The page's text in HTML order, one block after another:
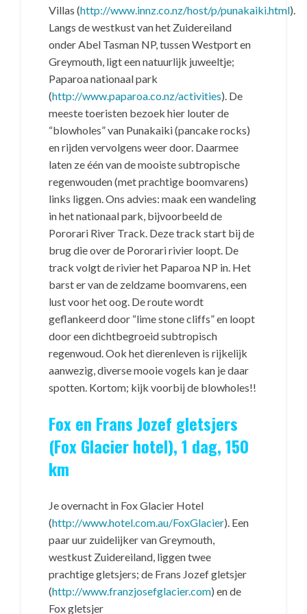
Villas (http://www.innz.co.nz/host/p/punakaiki.html).
Langs de westkust van het Zuidereiland
onder Abel Tasman NP, tussen Westport en
Greymouth, ligt een natuurlijk juweeltje;
Paparoa nationaal park
(http://www.paparoa.co.nz/activities). De
meeste toeristen bezoek hier louter de
“blowholes” van Punakaiki (pancake rocks)
en rijden vervolgens weer door. Daarmee
laten ze één van de mooiste subtropische
regenwouden (met prachtige boomvarens)
links liggen. Ons advies: maak een wandeling
in het nationaal park, bijvoorbeeld de
Pororari River Track. Deze track start bij de
brug die over de Pororari rivier loopt. De
track volgt de rivier het Paparoa NP in. Het
barst er van de zeldzame boomvarens, een
lust voor het oog. De route wordt
geflankeerd door “lime stone cliffs” en loopt
door een dichtbegroeid subtropisch
regenwoud. Ook het dierenleven is rijkelijk
aanwezig, diverse mooie vogels kan je daar
spotten. Kortom; kijk voorbij de blowholes!!
Fox en Frans Jozef gletsjers
(Fox Glacier hotel), 1 dag, 150
km
Je overnacht in Fox Glacier Hotel
(http://www.hotel.com.au/FoxGlacier). Een
paar uur zuidelijker van Greymouth,
westkust Zuidereiland, liggen twee
prachtige gletsjers; de Frans Jozef gletsjer
(http://www.franzjosefglacier.com) en de
Fox gletsjer